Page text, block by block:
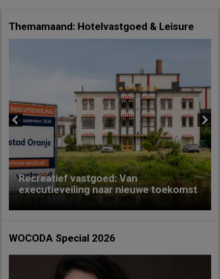
Themamaand: Hotelvastgoed & Leisure
Recreatief vastgoed: Van
executieveiling naar nieuwe toekomst
Next
WOCODA Special 2026